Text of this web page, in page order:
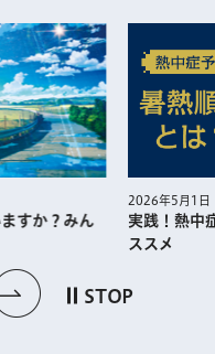
ドを表示 次のスライドを
STOP
すか？みん
2026年5月1日
実践！熱中
ススメ